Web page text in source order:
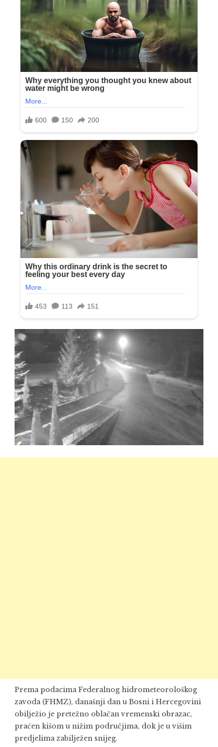
Prema podacima Federalnog hidrometeorološkog
zavoda (FHMZ), današnji dan u Bosni i Hercegovini
obilježio je pretežno oblačan vremenski obrazac,
praćen kišom u nižim područjima, dok je u višim
predjelima zabilježen snijeg.